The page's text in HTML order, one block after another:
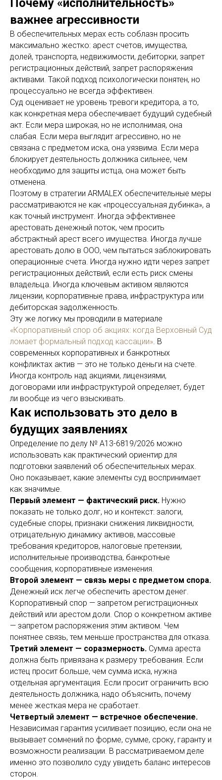
Почему «исполнительность»
важнее агрессивности
В обеспечительных мерах есть соблазн просить
максимально жестко: арест счетов, имущества,
долей, транспорта, недвижимости, дебиторки, запрет
регистрационных действий, запрет распоряжения
активами. Такой подход психологически понятен, но
процессуально не всегда эффективен.
Суд оценивает не уровень тревоги кредитора, а то,
как конкретная мера обеспечивает будущий судебный
акт. Если мера широкая, но не исполнимая, она
слабая. Если мера выглядит агрессивно, но не
связана с предметом иска, она уязвима. Если мера
блокирует деятельность должника сильнее, чем
необходимо для защиты истца, она может быть
отменена.
Поэтому в стратегии ARMALEX обеспечительные меры
рассматриваются не как «процессуальная дубинка», а
как точный инструмент. Иногда эффективнее
арестовать денежный поток, чем просить
абстрактный арест всего имущества. Иногда лучше
арестовать долю в ООО, чем пытаться заблокировать
операционные счета. Иногда нужно идти через запрет
регистрационных действий, если есть риск смены
владельца. Иногда ключевым активом являются
лицензии, корпоративные права, инфраструктура или
дебиторская задолженность.
Эту же логику мы проводили в материале
«Корпоративный спор об акциях: когда Верховный Суд
ломает формальный подход кассации». В
современных корпоративных и банкротных
конфликтах актив — это не только деньги на счете.
Иногда контроль над акциями, лицензиями,
договорами или инфраструктурой определяет, будет
ли вообще из чего взыскивать.
Как использовать это дело в
будущих заявлениях
Определение по делу № А13-6819/2026 можно
использовать как практический ориентир для
подготовки заявлений об обеспечительных мерах.
Оно показывает, какие элементы суд воспринимает
как значимые.
Первый элемент — фактический риск. Нужно
показать не только долг, но и контекст: залоги,
судебные споры, признаки снижения ликвидности,
отрицательную динамику активов, массовые
требования кредиторов, налоговые претензии,
исполнительные производства, банкротные
сообщения, корпоративные изменения.
Второй элемент — связь меры с предметом спора.
Денежный иск легче обеспечить арестом денег.
Корпоративный спор — запретом регистрационных
действий или арестом доли. Спор о конкретном активе
— запретом распоряжения этим активом. Чем
понятнее связь, тем меньше пространства для отказа.
Третий элемент — соразмерность. Сумма ареста
должна быть привязана к размеру требования. Если
истец просит больше, чем сумма иска, нужна
отдельная аргументация. Если просит ограничить всю
деятельность должника, надо объяснить, почему
менее жесткая мера не сработает.
Четвертый элемент — встречное обеспечение.
Независимая гарантия усиливает позицию, если она не
вызывает сомнений по форме, сумме, сроку, гаранту и
возможности реализации. В рассматриваемом деле
именно это позволило суду увидеть баланс интересов
сторон.